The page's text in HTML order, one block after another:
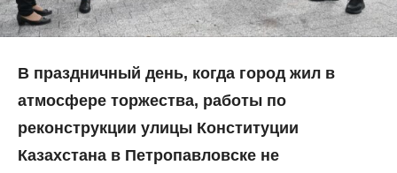
В праздничный день, когда город жил в
атмосфере торжества, работы по
реконструкции улицы Конституции
Казахстана в Петропавловске не